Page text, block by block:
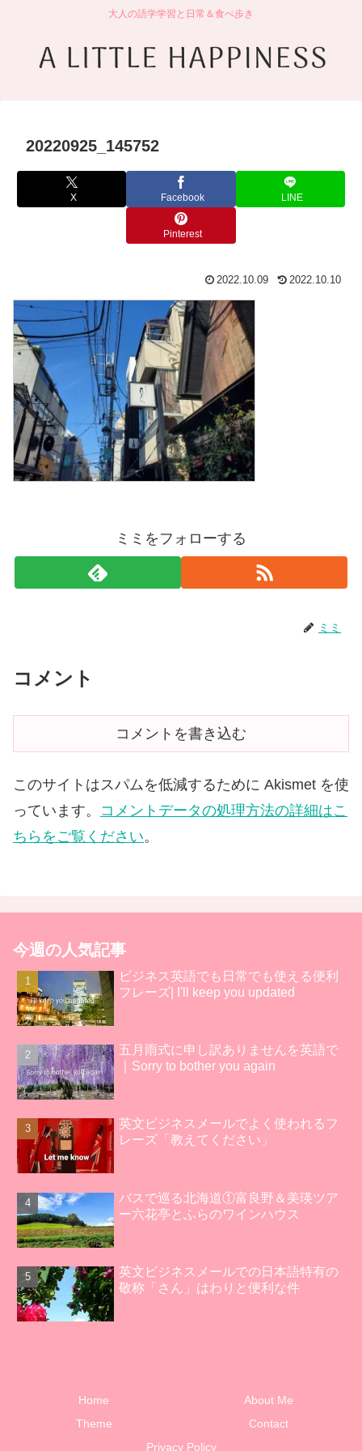
大人の語学学習と日常＆食べ歩き
20220925_145752
X Facebook LINE
Pinterest
2022.10.09 2022.10.10
ミミをフォローする
ミミ
コメント
コメントを書き込む
このサイトはスパムを低減するために Akismet を使
っています。 コメントデータの処理方法の詳細はこ
ちらをご覧ください。
今週の人気記事
ビジネス英語でも日常でも使える便利
フレーズ| I'll keep you updated
五月雨式に申し訳ありませんを英語で
｜Sorry to bother you again
英文ビジネスメールでよく使われるフ
レーズ「教えてください」
バスで巡る北海道①富良野＆美瑛ツア
ー六花亭とふらのワインハウス
英文ビジネスメールでの日本語特有の
敬称「さん」はわりと便利な件
Home
About Me
Theme
Contact
Privacy Policy